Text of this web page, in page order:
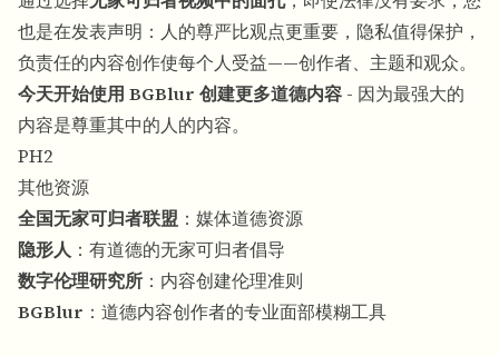
也是在发表声明：人的尊严比观点更重要，隐私值得保护，
负责任的内容创作使每个人受益——创作者、主题和观众。
今天开始使用 BGBlur 创建更多道德内容 - 因为最强大的
内容是尊重其中的人的内容。
PH2
其他资源
全国无家可归者联盟 ： 媒体道德资源
隐形人 ： 有道德的无家可归者倡导
数字伦理研究所 ： 内容创建伦理准则
BGBlur ： 道德内容创作者的专业面部模糊工具